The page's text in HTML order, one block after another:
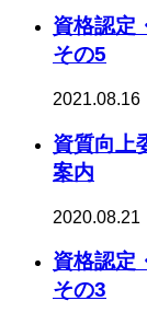
資格認
その5
2021.08.16
資質向上
案内
2020.08.21
資格認
その3